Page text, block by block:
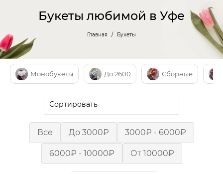
Букеты любимой в Уфе
Главная Букеты
Монобукеты До 2600 Сборные
Все До 3000₽ 3000₽ - 6000₽
6000₽ - 10000₽ От 10000₽